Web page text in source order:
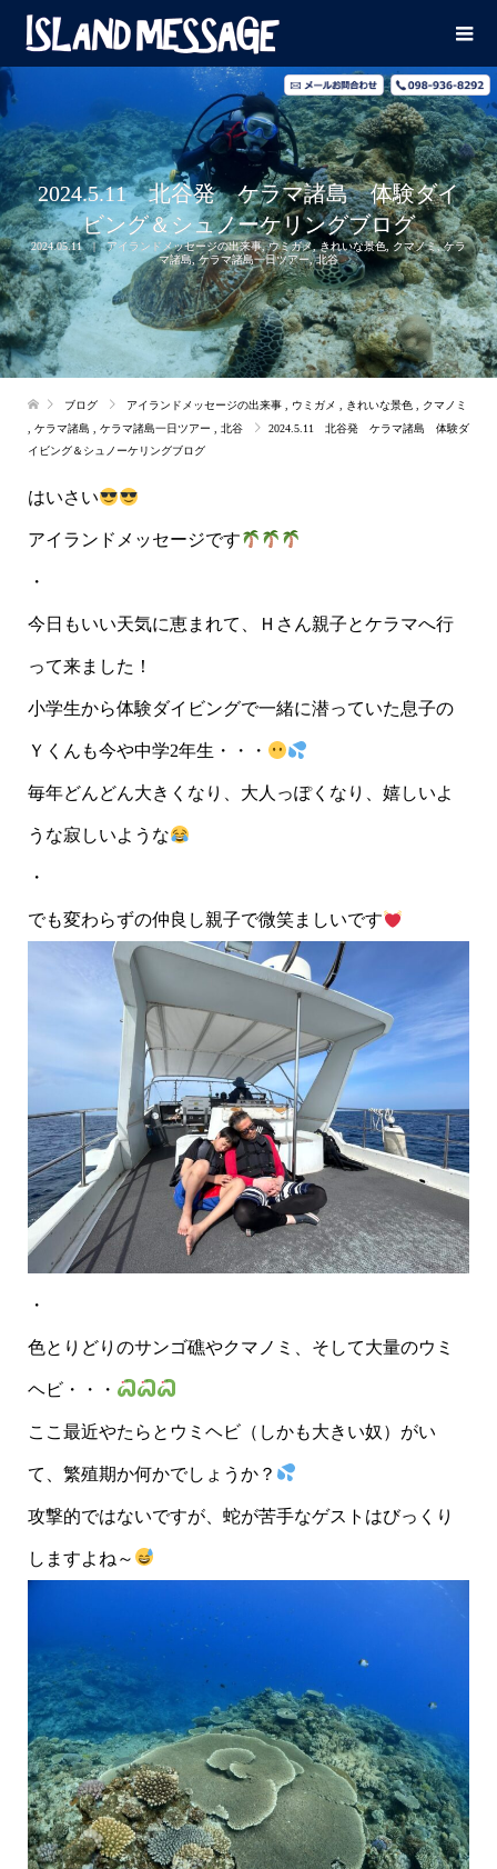
2024.5.11 北谷発 ケラマ諸島 体験ダイ
ビング＆シュノーケリングブログ
2024.05.11 アイランドメッセージの出来事,ウミガメ きれいな景色 クマノミ,ケラ
マ諸島,ケラマ諸島一日ツアー,北谷
ブログ アイランドメッセージの出来事 ウミガメ きれいな景色
クマノミ
ケラマ諸島 ケラマ諸島一日ツアー 北谷
2024.5.11 北谷発 ケラマ諸島 体験ダ
イビング＆シュノーケリングブログ
はいさい
アイランドメッセージです
・
今日もいい天気に恵まれて、Ｈさん親子とケラマへ行
って来ました！
小学生から体験ダイビングで一緒に潜っていた息子の
Ｙくんも今や中学2年生・・・
毎年どんどん大きくなり、大人っぽくなり、嬉しいよ
うな寂しいような
・
でも変わらずの仲良し親子で微笑ましいです
・
色とりどりのサンゴ礁やクマノミ、そして大量のウミ
ヘビ・・・
ここ最近やたらとウミヘビ（しかも大きい奴）がい
て、繁殖期か何かでしょうか？
攻撃的ではないですが、蛇が苦手なゲストはびっくり
しますよね～